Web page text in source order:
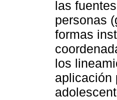
las
personas
formas
los
aplicación